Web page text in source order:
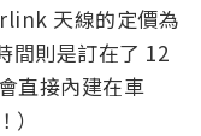
天線的定價為
間則是訂在了 12
直接內建在車